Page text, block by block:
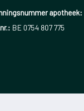
apotheek:
BE 0754 807 775